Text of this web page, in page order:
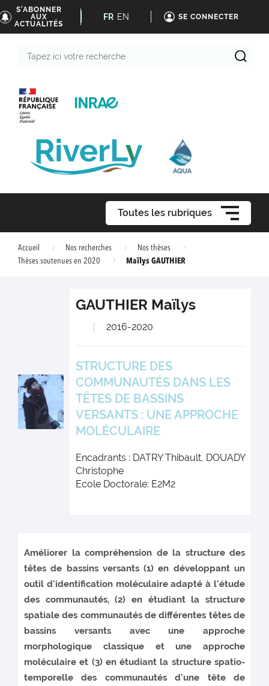
S'ABONNER
AUX
ACTUALITÉS
FR EN SE CONNECTER
Toutes les rubriques
Accueil Nos recherches
Nos thèses
Thèses soutenues en 2020
Maïlys GAUTHIER
GAUTHIER Maïlys
2016-2020
STRUCTURE DES
COMMUNAUTÉS DANS LES
TÊTES DE BASSINS
VERSANTS : UNE APPROCHE
MOLÉCULAIRE
Encadrants : DATRY Thibault, DOUADY
Christophe
Ecole Doctorale: E2M2
Améliorer la compréhension de la structure des
têtes de bassins versants (1) en développant un
outil d'identification moléculaire adapté à l'étude
des communautés, (2) en étudiant la structure
spatiale des communautés de différentes têtes de
bassins versants avec une approche
morphologique classique et une approche
moléculaire et (3) en étudiant la structure spatio-
temporelle des communautés d'une tête de